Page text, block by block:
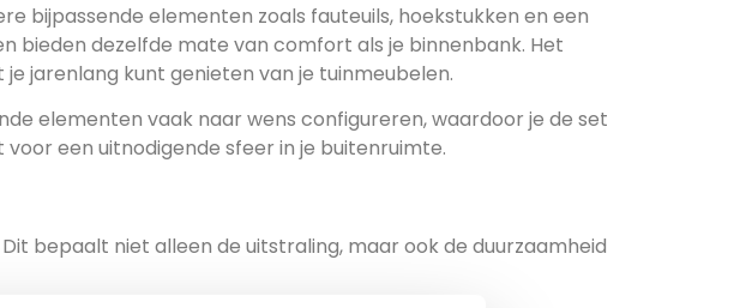
bijpassende elementen zoals fauteuils, hoekstukken en een
bieden dezelfde mate van comfort als je binnenbank. Het
jarenlang kunt genieten van je tuinmeubelen.
elementen vaak naar wens configureren, waardoor je de set
voor een uitnodigende sfeer in je buitenruimte.
bepaalt niet alleen de uitstraling, maar ook de duurzaamheid